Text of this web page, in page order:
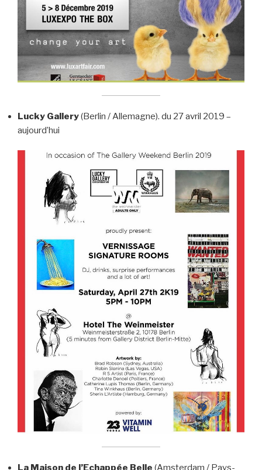
Lucky Gallery(Berlin / Allemagne). du 27 avril 2019 –
aujourd’hui
La Maison de l’Echappée Belle (Amsterdam / Pays-